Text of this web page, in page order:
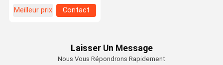
Meilleur prix
Contact
Laisser Un Message
Nous Vous Répondrons Rapidement